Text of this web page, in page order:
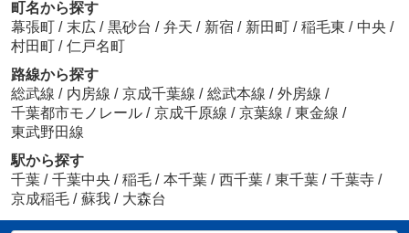
町名から探す
幕張町 / 末広 / 黒砂台 / 弁天 / 新宿 / 新田町 / 稲毛東 / 中央 /
村田町 / 仁戸名町
路線から探す
総武線 / 内房線 / 京成千葉線 / 総武本線 / 外房線 /
千葉都市モノレール / 京成千原線 / 京葉線 / 東金線 /
東武野田線
駅から探す
千葉 / 千葉中央 / 稲毛 / 本千葉 / 西千葉 / 東千葉 / 千葉寺 /
京成稲毛 / 蘇我 / 大森台